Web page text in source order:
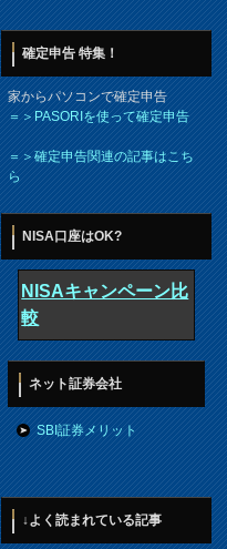
確定申告 特集！
家からパソコンで確定申告
＝＞PASORIを使って確定申告
＝＞確定申告関連の記事はこち
ら
NISA口座はOK?
NISAキャンペーン比
較
ネット証券会社
SBI証券メリット
↓よく読まれている記事